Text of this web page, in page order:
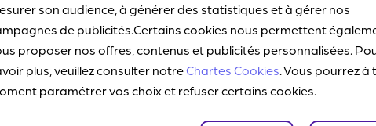
nos assurances habitation, vous
en quelques minutes le tarif
son audience, à générer des statistiques et à gérer nos
de publicités.Certains cookies nous permettent
proposer nos offres, contenus et publicités personnalisées.
plus, veuillez consulter notreChartes Cookies . Vous pourrez à
paramétrer vos choix et refuser certains cookies.